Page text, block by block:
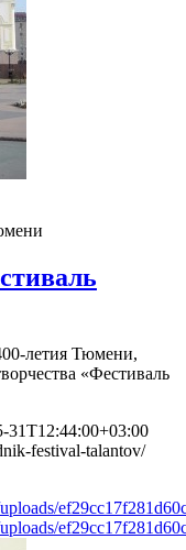
летия Тюмени,
«Фестиваль
31T12:44:00+03:00
festival-talantov/